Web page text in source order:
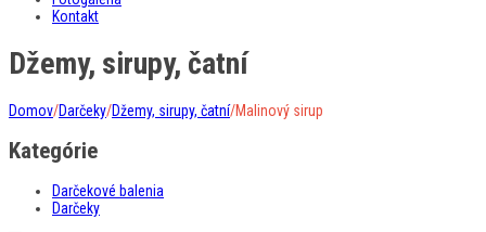
Kontakt
Džemy, sirupy, čatní
Domov/Darčeky/Džemy, sirupy, čatní/Malinový sirup
Kategórie
Darčekové balenia
Darčeky